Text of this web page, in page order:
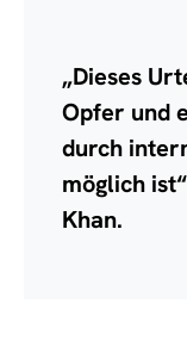
„Dieses
Opfer und
durch
möglich
Khan.